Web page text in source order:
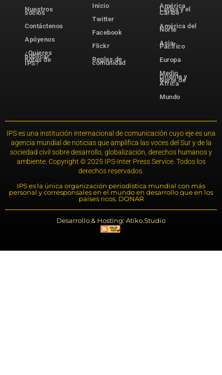
Nuestros
socios
Contáctenos
Apóyenos
¿Quieres
publicar
notas de
IPS?
Inicio
Twitter
Facebook
Flickr
Reglas de
comunidad
América
Latina y el
Caribe
América del
Norte
Asia-
Pacífico
Europa
Medio
Oriente y
Norte de
África
Mundo
IPS es una institución internacional de comunicación cuyo eje es una
agencia mundial de noticias que amplifica las voces del Sur y de la
sociedad civil sobre desarrollo, globalización, derechos humanos y
ambiente. Copyright © 2025 IPS-Inter Press Service. Todos los
derechos reservados.
IPS es la única organización periodística mundial con más
personal y corresponsales en el mundo en desarrollo que en los
países ricos. DONAR
Desarrollo & Hosting: Atiko.Studio